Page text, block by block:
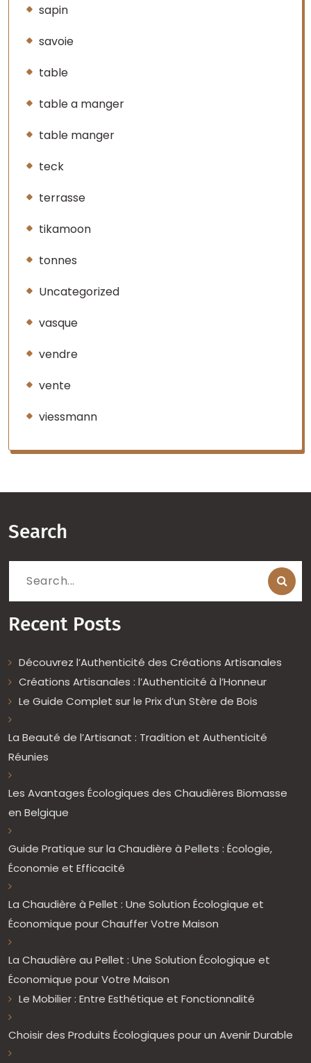
sapin
savoie
table
table a manger
table manger
teck
terrasse
tikamoon
tonnes
Uncategorized
vasque
vendre
vente
viessmann
Search
Search
Recent Posts
Découvrez l’Authenticité des Créations Artisanales
Créations Artisanales : l’Authenticité à l’Honneur
Le Guide Complet sur le Prix d’un Stère de Bois
La Beauté de l’Artisanat : Tradition et Authenticité
Réunies
Les Avantages Écologiques des Chaudières Biomasse
en Belgique
Guide Pratique sur la Chaudière à Pellets : Écologie,
Économie et Efficacité
La Chaudière à Pellet : Une Solution Écologique et
Économique pour Chauffer Votre Maison
La Chaudière au Pellet : Une Solution Écologique et
Économique pour Votre Maison
Le Mobilier : Entre Esthétique et Fonctionnalité
Choisir des Produits Écologiques pour un Avenir Durable